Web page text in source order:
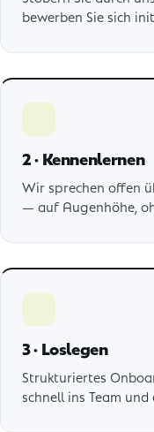
bewerben Sie sich
2 · Kennenlernen
Wir sprechen offen
— auf Augenhöhe,
3 · Loslegen
Strukturiertes
schnell ins Team